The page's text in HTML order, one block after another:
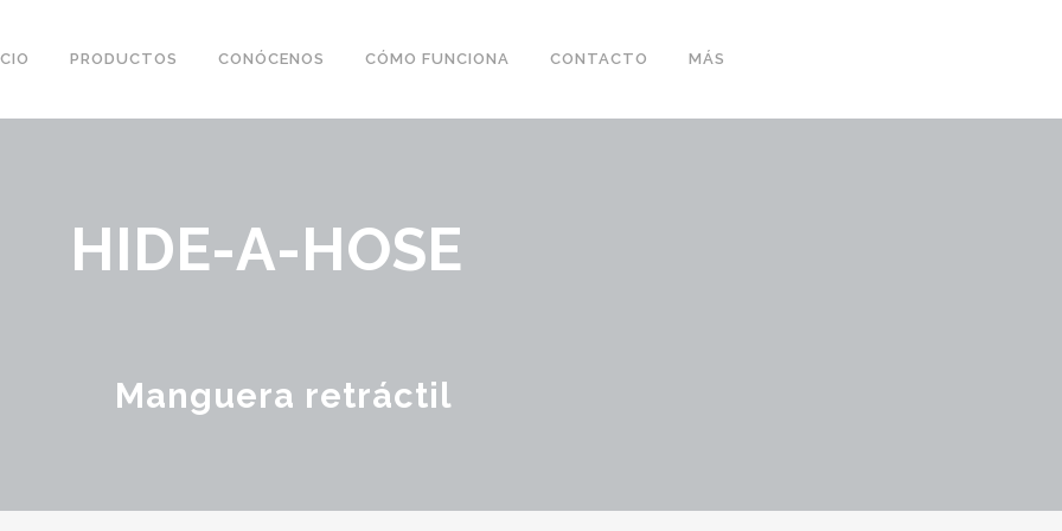
PRODUCTOS CONÓCENOS CÓMO FUNCIONA CONTACTO MÁS
HIDE-A-HOSE
Manguera retráctil